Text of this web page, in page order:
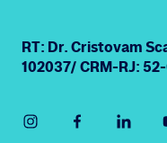
RT: Dr. Cristovam
102037/ CRM-RJ: